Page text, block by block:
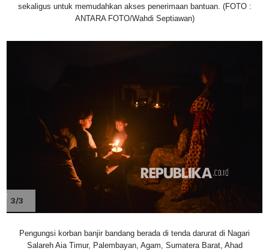
sekaligus untuk memudahkan akses penerimaan bantuan. (FOTO :
ANTARA FOTO/Wahdi Septiawan)
3/3
Pengungsi korban banjir bandang berada di tenda darurat di Nagari
Salareh Aia Timur, Palembayan, Agam, Sumatera Barat, Ahad